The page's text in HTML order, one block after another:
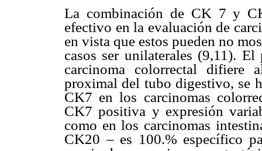
La combinación de CK 7 y
efectivo en la evaluación de
en vista que estos pueden no
casos ser unilaterales (9,11).
carcinoma colorrectal difiere
proximal del tubo digestivo, se
CK7 en los carcinomas
CK7 positiva y expresión
como en los carcinomas
CK20 – es 100.% específico